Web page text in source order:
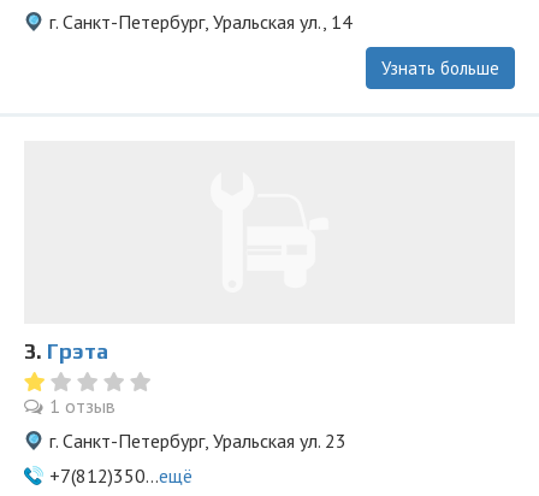
г. Санкт-Петербург, Уральская ул., 14
Узнать больше
3. Грэта
1 отзыв
г. Санкт-Петербург, Уральская ул. 23
+7(812)350...ещё